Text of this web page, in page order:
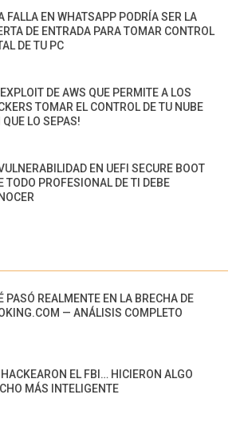
FALLA EN WHATSAPP PODRÍA SER LA
DE ENTRADA PARA TOMAR CONTROL
DE TU PC
EXPLOIT DE AWS QUE PERMITE A LOS
TOMAR EL CONTROL DE TU NUBE
LO SEPAS!
EN UEFI SECURE BOOT
TODO PROFESIONAL DE TI DEBE
PASÓ REALMENTE EN LA BRECHA DE
— ANÁLISIS COMPLETO
HACKEARON EL FBI… HICIERON ALGO
MÁS INTELIGENTE